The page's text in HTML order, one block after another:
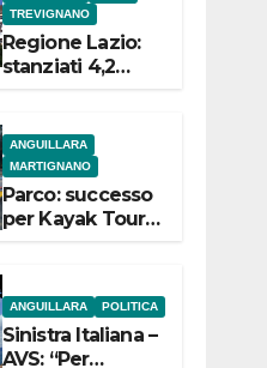
TREVIGNANO
Regione Lazio:
stanziati 4,2
dell’Etruria
Meridionale
ANGUILLARA
MARTIGNANO
Parco: successo
per Kayak Tour a
ANGUILLARA POLITICA
Sinistra Italiana –
AVS: “Per